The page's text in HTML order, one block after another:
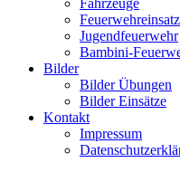
Fahrzeuge
Jugendfeuerwehr
Bambini-
Bilder
Bilder Übungen
Bilder Einsätze
Kontakt
Impressum